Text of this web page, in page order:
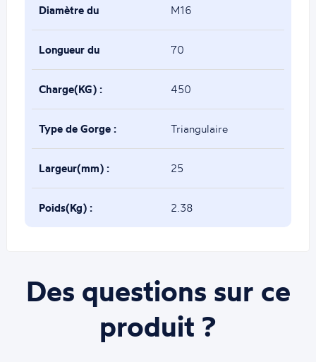
Diamètre du
boulon(mm) :
M16
Longueur du
boulon(mm) :
70
Charge(KG) : 450
Type de Gorge : Triangulaire
Largeur(mm) : 25
Poids(Kg) : 2.38
Des questions sur ce
produit ?